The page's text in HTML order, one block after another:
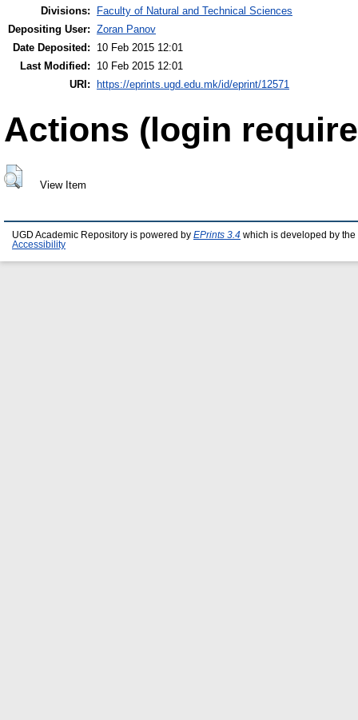
Divisions:
Faculty of Natural and Technical Sciences
Depositing User: Zoran Panov
Date Deposited:
10 Feb 2015 12:01
Last Modified:
10 Feb 2015 12:01
URI:
https://eprints.ugd.edu.mk/id/eprint/12571
Actions (login
View Item
UGD Academic Repository is powered by EPrints 3.4 which is developed by the
Accessibility